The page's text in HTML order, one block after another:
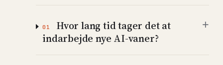
01
Hvor lang tid tager det at
indarbejde nye AI-vaner?
+